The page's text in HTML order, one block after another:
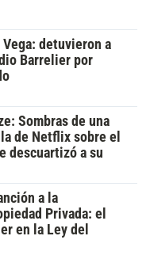
detuvieron a
Barrelier por
Sombras de una
de Netflix sobre el
descuartizó a su
a la
Privada: el
en la Ley del